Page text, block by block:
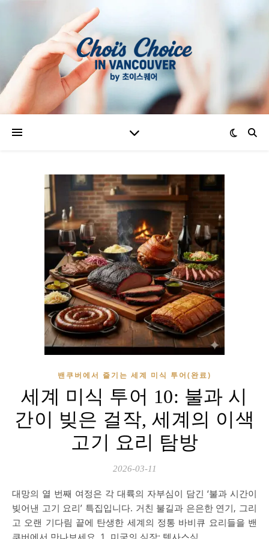
밴쿠버에서 즐기는 세계 미식 투어(완료)
세계 미식 투어 10: 불과 시
간이 빚은 걸작, 세계의 이색
고기 요리 탐방
2026-03-11
대망의 열 번째 여정은 각 대륙의 자부심이 담긴 ‘불과 시간이
빚어낸 고기 요리’ 특집입니다. 거친 불길과 은은한 연기, 그리
고 오랜 기다림 끝에 탄생한 세계의 정통 바비큐 요리들을 밴
쿠버에서 만나보세요. 1. 미국의 심장: 텍사스식…